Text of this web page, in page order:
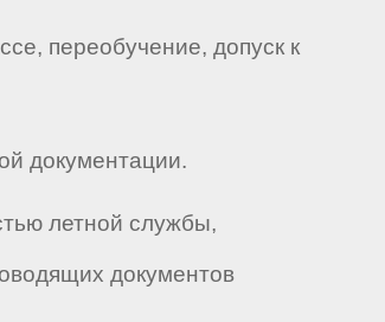
переобучение, допуск к
документации.
летной службы,
документов